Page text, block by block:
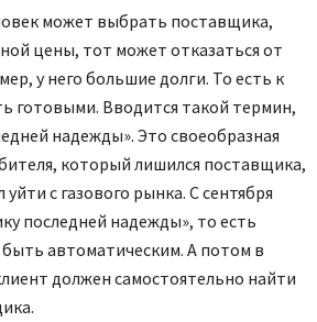
может выбрать поставщика,
цены, тот может отказаться от
у него большие долги. То есть к
готовыми. Вводится такой термин,
надежды». Это своеобразная
который лишился поставщика,
с газового рынка. С сентября
последней надежды», то есть
автоматическим. А потом в
должен самостоятельно найти